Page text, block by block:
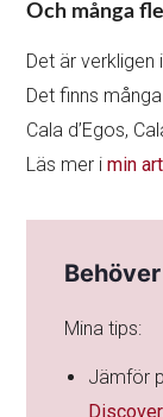
Och många
Det är
Det finns
Cala d’Egos,
Läs mer imin
Mina tips:
Jämför